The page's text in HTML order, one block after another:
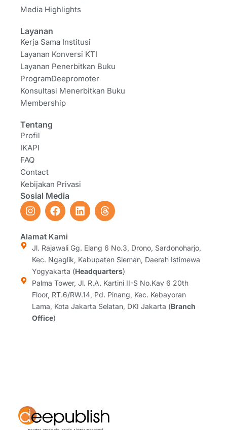
Media Highlights
Layanan
Kerja Sama Institusi
Layanan Konversi KTI
Layanan Penerbitkan Buku
ProgramDeepromoter
Konsultasi Menerbitkan Buku
Membership
Tentang
Profil
IKAPI
FAQ
Contact
Kebijakan Privasi
Sosial Media
I
n
t
a
g
r
a
m
F
a
e
b
o
o
k
L
i
e
d
i
n
T
h
a
d
s
Alamat Kami
Jl. Rajawali Gg. Elang 6 No.3, Drono, Sardonoharjo,
Kec. Ngaglik, Kabupaten Sleman, Daerah Istimewa
Yogyakarta (Headquarters)
Palma Tower, Jl. R.A. Kartini II-S No.Kav 6 20th
Floor, RT.6/RW.14, Pd. Pinang, Kec. Kebayoran
Lama, Kota Jakarta Selatan, DKI Jakarta (Branch
Office)